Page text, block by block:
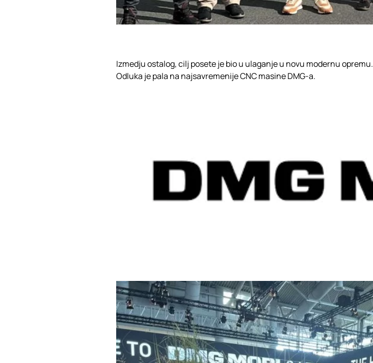
Izmedju ostalog, cilj posete je bio u ulaganje u novu modernu opremu.
Odluka je pala na najsavremenije CNC masine DMG-a.